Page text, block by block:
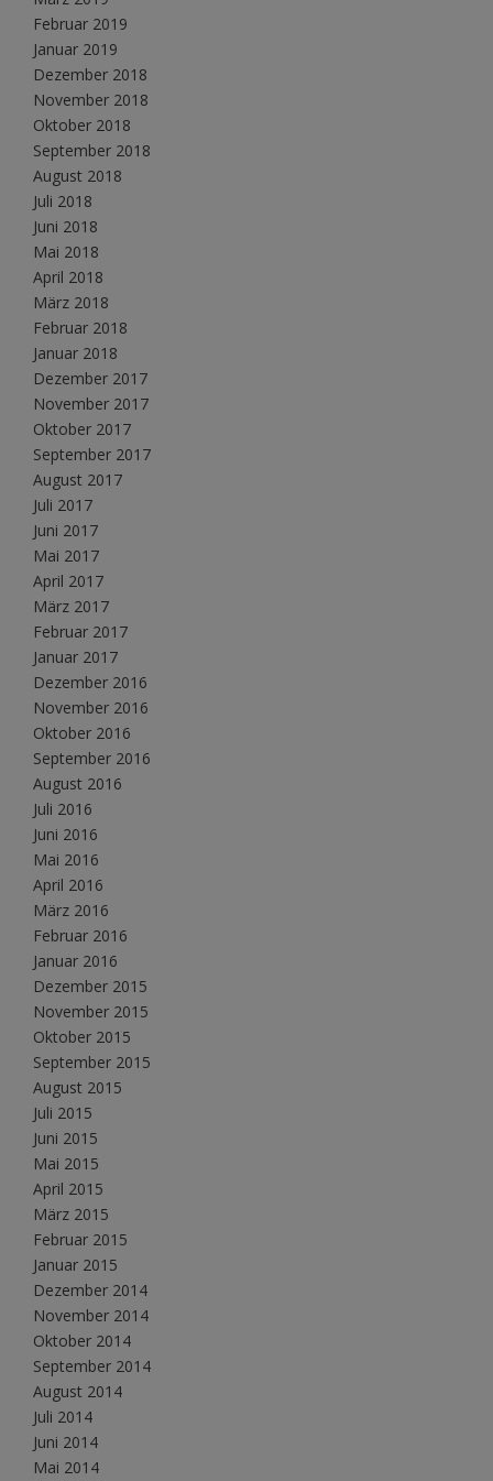
Februar 2019
Januar 2019
Dezember 2018
November 2018
Oktober 2018
September 2018
August 2018
Juli 2018
Juni 2018
Mai 2018
April 2018
März 2018
Februar 2018
Januar 2018
Dezember 2017
November 2017
Oktober 2017
September 2017
August 2017
Juli 2017
Juni 2017
Mai 2017
April 2017
März 2017
Februar 2017
Januar 2017
Dezember 2016
November 2016
Oktober 2016
September 2016
August 2016
Juli 2016
Juni 2016
Mai 2016
April 2016
März 2016
Februar 2016
Januar 2016
Dezember 2015
November 2015
Oktober 2015
September 2015
August 2015
Juli 2015
Juni 2015
Mai 2015
April 2015
März 2015
Februar 2015
Januar 2015
Dezember 2014
November 2014
Oktober 2014
September 2014
August 2014
Juli 2014
Juni 2014
Mai 2014